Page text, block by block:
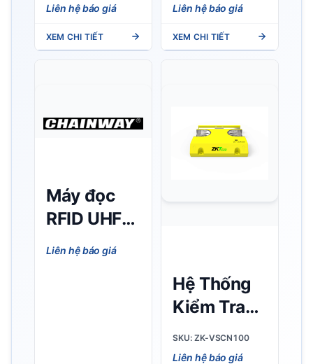
UR1A –
năng UHF
Liên hệ báo giá
XEM CHI TIẾT
UR4 4
Liên hệ báo giá
XEM CHI TIẾT
Máy đọc
RFID UHF
cầm tay
Liên hệ báo giá
Hệ Thống
Kiểm Tra
Gầm Xe Di
Động - ZK-
SKU: ZK-VSCN100
Liên hệ báo giá